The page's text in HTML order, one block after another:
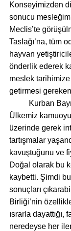
Konseyimizden
sonucu
Meclis’te
Taslağı’na, tüm
hayvan
önderlik ederek
meslek
getirmesi
Kurban
Ülkemiz
üzerinde gerek
tartışmalar
kavuştuğunu ve
Doğal olarak bu
kaybetti. Şimdi bu
sonuçları
Birliği’nin
ısrarla
neredeyse her